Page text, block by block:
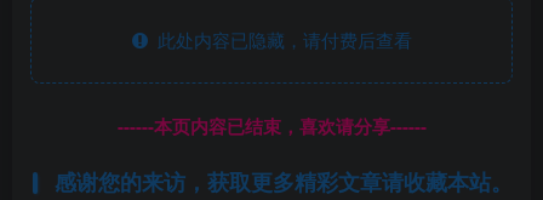
此处内容已隐藏，请付费后查看
------本页内容已结束，喜欢请分享------
感谢您的来访，获取更多精彩文章请收藏本站。